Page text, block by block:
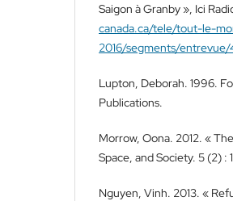
Saigon à Granby », Ici
canada.ca/tele/tout-le-
2016/segments/
Lupton, Deborah. 1996.
Publications.
Morrow, Oona. 2012. «
Space, and Society. 5 (2) :
Nguyen, Vinh. 2013. «